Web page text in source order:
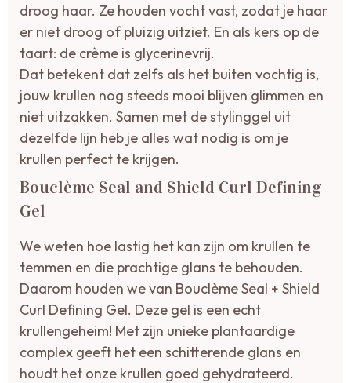
droog haar. Ze houden vocht vast, zodat je haar
er niet droog of pluizig uitziet. En als kers op de
taart: de crème is glycerinevrij.
Dat betekent dat zelfs als het buiten vochtig is,
jouw krullen nog steeds mooi blijven glimmen en
niet uitzakken. Samen met de stylinggel uit
dezelfde lijn heb je alles wat nodig is om je
krullen perfect te krijgen.
Bouclème Seal and Shield Curl Defining
Gel
We weten hoe lastig het kan zijn om krullen te
temmen en die prachtige glans te behouden.
Daarom houden we van Bouclème Seal + Shield
Curl Defining Gel. Deze gel is een echt
krullengeheim! Met zijn unieke plantaardige
complex geeft het een schitterende glans en
houdt het onze krullen goed gehydrateerd.